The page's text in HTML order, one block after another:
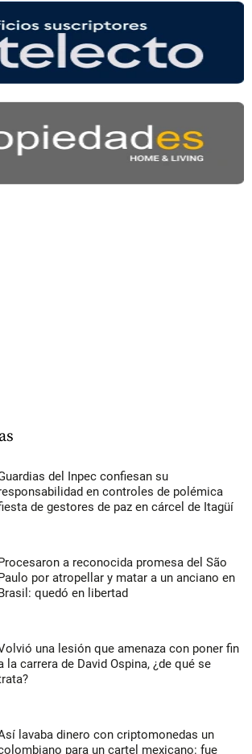
del Inpec confiesan su
en controles de polémica
de gestores de paz en cárcel de Itagüí
a reconocida promesa del São
por atropellar y matar a un anciano en
quedó en libertad
una lesión que amenaza con poner fin
la carrera de David Ospina, ¿de qué se
lavaba dinero con criptomonedas un
para un cartel mexicano: fue